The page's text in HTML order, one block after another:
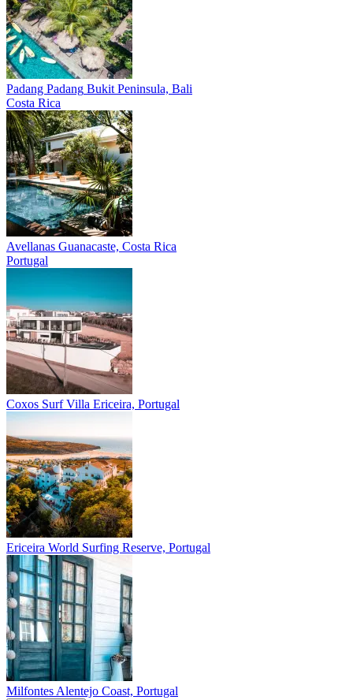
Padang Padang Bukit Peninsula, Bali
Costa Rica
Avellanas Guanacaste, Costa Rica
Portugal
Coxos Surf Villa Ericeira, Portugal
Ericeira World Surfing Reserve, Portugal
Milfontes Alentejo Coast, Portugal